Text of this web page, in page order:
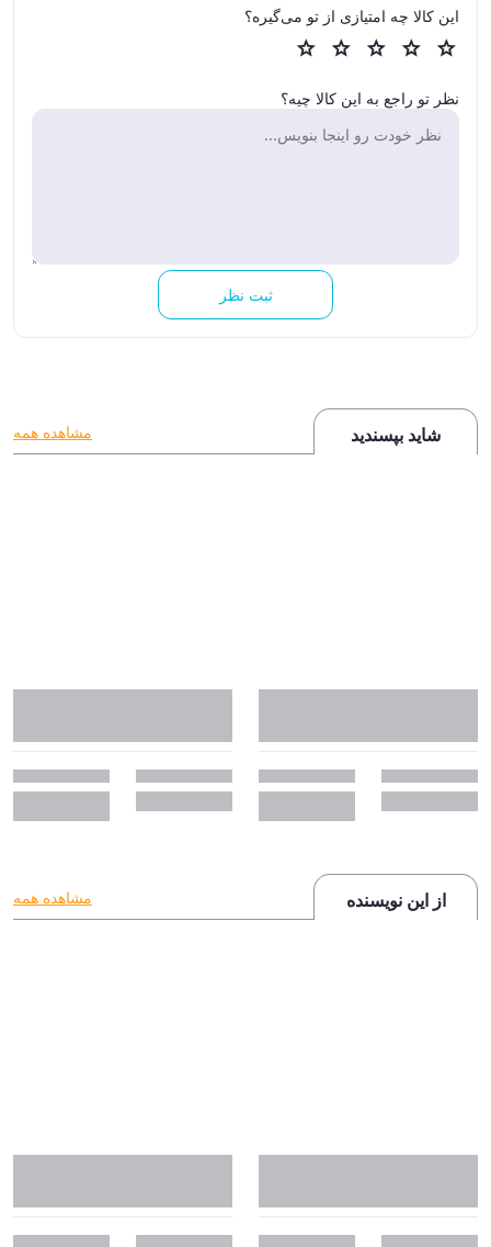
این کالا چه امتیازی از تو می‌گیره؟
نظر تو راجع به این کالا چیه؟
ثبت نظر
شاید بپسندید مشاهده همه
از این نویسنده مشاهده همه